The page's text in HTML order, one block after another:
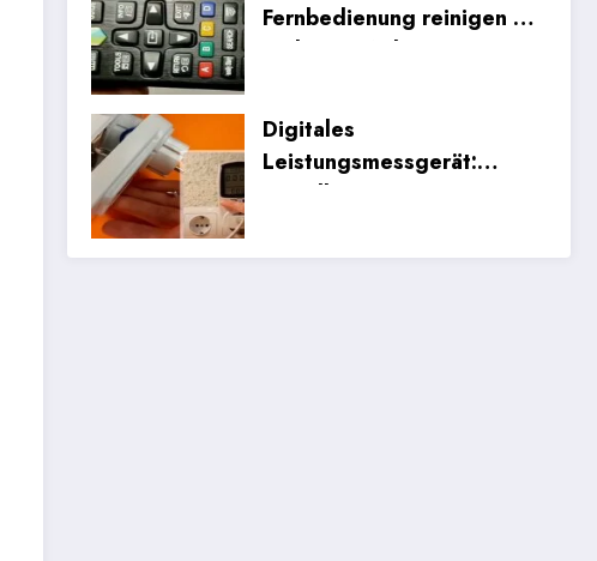
Fernbedienung reinigen &
zerlegen: Anleitung
Digitales
Leistungsmessgerät:
Detaillierte Demontage